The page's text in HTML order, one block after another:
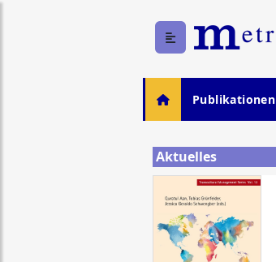
Publikationen
Aktuelles